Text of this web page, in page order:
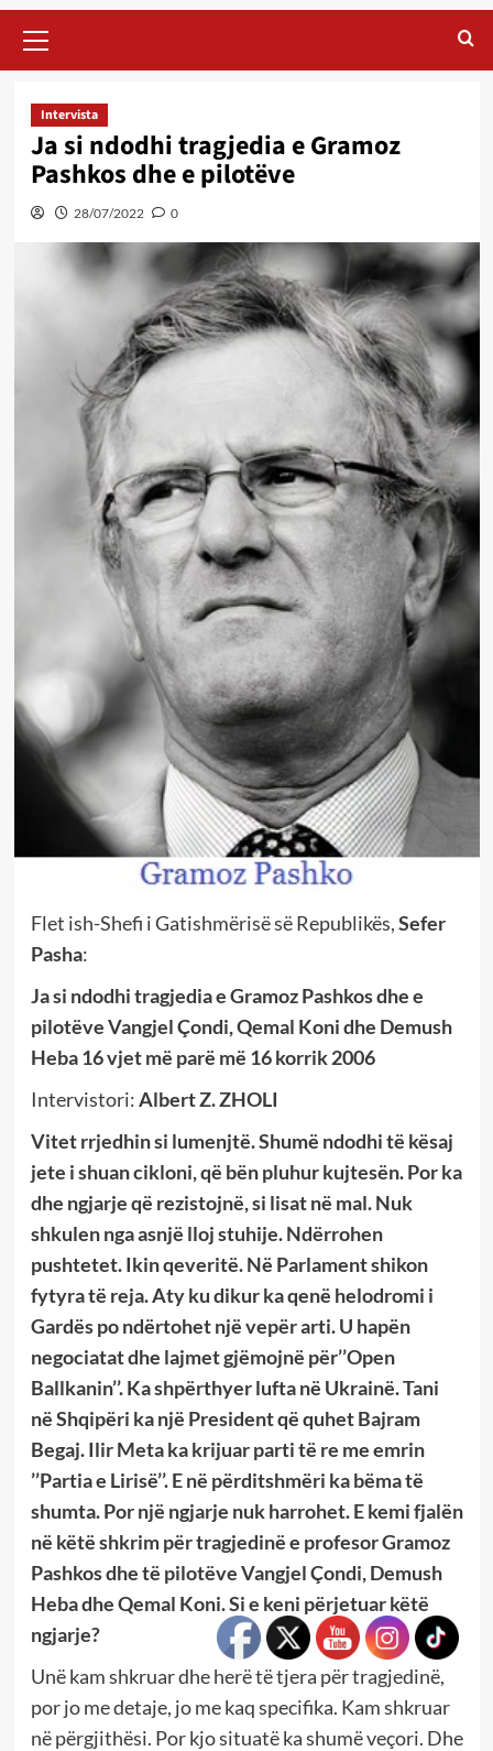
Menu
Intervista
Ja si ndodhi tragjedia e Gramoz
Pashkos dhe e pilotëve
28/07/2022 0
Flet ish-Shefi i Gatishmërisë së Republikës,Sefer
Pasha:
Ja si ndodhi tragjedia e Gramoz Pashkos dhe e
pilotëve Vangjel Çondi, Qemal Koni dhe Demush
Heba 16 vjet më parë më 16 korrik 2006
Intervistori:Albert Z. ZHOLI
Vitet rrjedhin si lumenjtë. Shumë ndodhi të kësaj
jete i shuan cikloni, që bën pluhur kujtesën. Por ka
dhe ngjarje që rezistojnë, si lisat në mal. Nuk
shkulen nga asnjë lloj stuhije. Ndërrohen
pushtetet. Ikin qeveritë. Në Parlament shikon
fytyra të reja. Aty ku dikur ka qenë helodromi i
Gardës po ndërtohet një vepër arti. U hapën
negociatat dhe lajmet gjëmojnë për’’Open
Ballkanin’’. Ka shpërthyer lufta në Ukrainë. Tani
në Shqipëri ka një President që quhet Bajram
Begaj. Ilir Meta ka krijuar parti të re me emrin
’’Partia e Lirisë’’. E në përditshmëri ka bëma të
shumta. Por një ngjarje nuk harrohet. E kemi fjalën
në këtë shkrim për tragjedinë e profesor Gramoz
Pashkos dhe të pilotëve Vangjel Çondi, Demush
Heba dhe Qemal Koni. Si e keni përjetuar këtë
ngjarje?
Unë kam shkruar dhe herë të tjera për tragjedinë,
por jo me detaje, jo me kaq specifika. Kam shkruar
në përgjithësi. Por kjo situatë ka shumë veçori. Dhe